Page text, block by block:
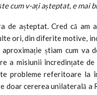
cum v-ați așteptat, e mai
de așteptat. Cred că am
ori, din diferite motive,
știam cum
a misiunii încredințate
probleme referitoare la
cererea unilaterală a